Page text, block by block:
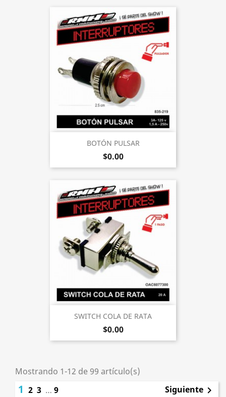
BOTÓN PULSAR
$0.00
SWITCH COLA DE RATA
$0.00
Mostrando 1-12 de 99 artículo(s)
1 2 3 … 9 Siguiente 